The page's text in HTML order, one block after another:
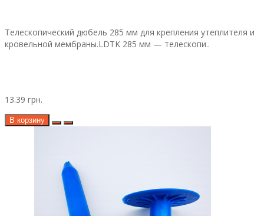
Телескопический дюбель 285 мм для крепления утеплителя и
кровельной мембраны.LDTK 285 мм — телескопи..
13.39 грн.
В корзину